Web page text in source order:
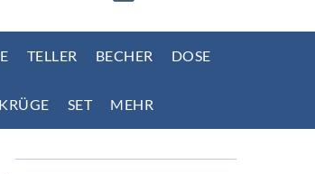
TELLER BECHER DOSE
SET MEHR